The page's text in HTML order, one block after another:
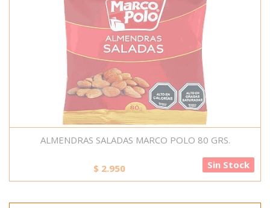
ALMENDRAS SALADAS MARCO POLO 80 GRS.
$ 2.950 Sin Stock